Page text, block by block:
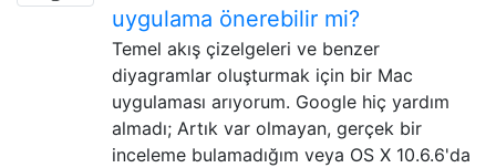
uygulama önerebilir mi?
Temel akış çizelgeleri ve benzer
diyagramlar oluşturmak için bir Mac
uygulaması arıyorum. Google hiç yardım
almadı; Artık var olmayan, gerçek bir
inceleme bulamadığım veya OS X 10.6.6'da